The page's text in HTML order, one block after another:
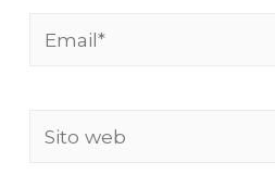
Email*
Sito